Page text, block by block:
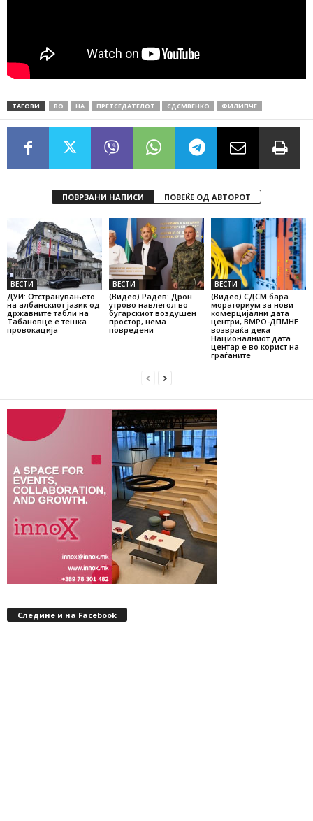
ТАГОВИ ВО НА ПРЕТСЕДАТЕЛОТ СДСМВЕНКО ФИЛИПЧЕ
ПОВРЗАНИ НАПИСИ ПОВЕЌЕ ОД АВТОРОТ
ВЕСТИ
ДУИ: Отстранувањето
на албанскиот јазик од
државните табли на
Табановце е тешка
провокација
ВЕСТИ
(Видео) Радев: Дрон
утрово навлегол во
бугарскиот воздушен
простор, нема
повредени
ВЕСТИ
(Видео) СДСМ бара
мораториум за нови
комерцијални дата
центри, ВМРО-ДПМНЕ
возвраќа дека
Националниот дата
центар е во корист на
граѓаните
Следине и на Facebook